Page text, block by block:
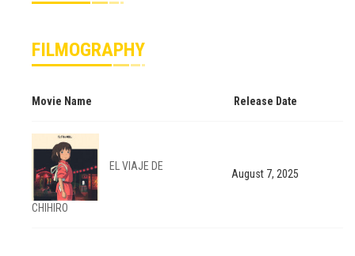
FILMOGRAPHY
Movie Name Release Date
EL VIAJE DE
CHIHIRO
August 7, 2025